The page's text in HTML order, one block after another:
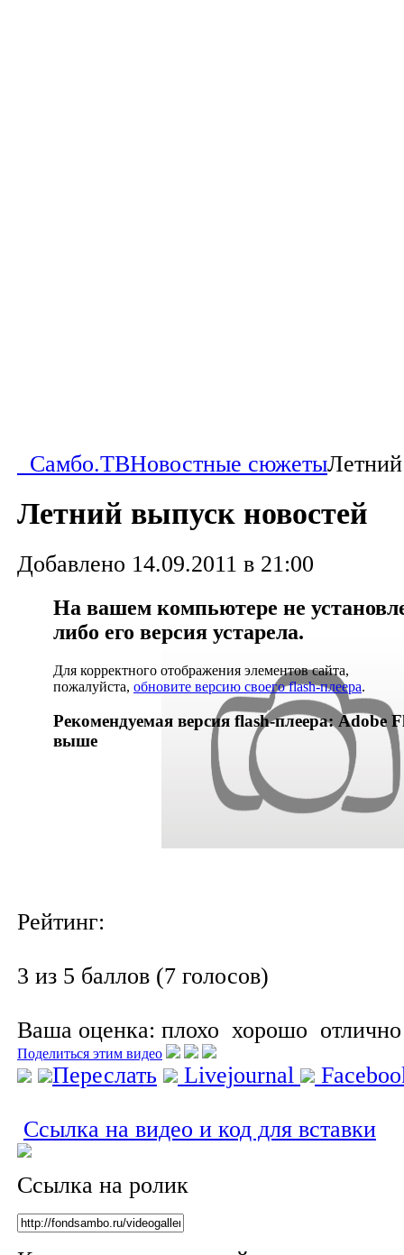
Самбо.ТВНовостные сюжеты
Летний выпуск новостей
Добавлено 14.09.2011 в 21:00
На вашем компьютере не
либо его версия устарела.
Для корректного отображения элементов сайта,
пожалуйста, обновите версию своего flash-плеера.
Рекомендуемая версия flash-плеера: Adobe
выше
Рейтинг:
3 из 5 баллов (7 голосов)
Ваша оценка: плохо хорошо отлично
Поделиться этим видео
Переслать Livejournal
Ссылка на видео и код для вставки
Ссылка на ролик